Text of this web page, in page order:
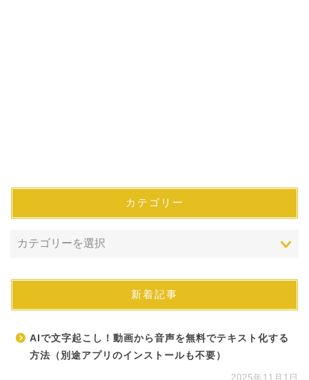
カテゴリー
新着記事
AIで文字起こし！動画から音声を無料でテキスト化する
方法（別途アプリのインストールも不要）
2025年11月1日